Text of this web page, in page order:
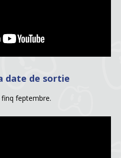
date de sortie
finq feptembre.